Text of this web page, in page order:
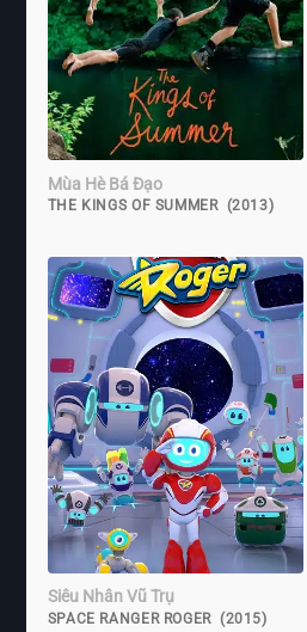
Mùa Hè Bá Đạo
THE KINGS OF SUMMER (2013)
Siêu Nhân Vũ Trụ
SPACE RANGER ROGER (2015)